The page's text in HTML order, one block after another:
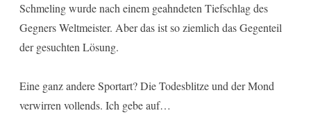
Schmeling wurde nach einem geahndeten Tiefschlag des
Gegners Weltmeister. Aber das ist so ziemlich das Gegenteil
der gesuchten Lösung.
Eine ganz andere Sportart? Die Todesblitze und der Mond
verwirren vollends. Ich gebe auf…